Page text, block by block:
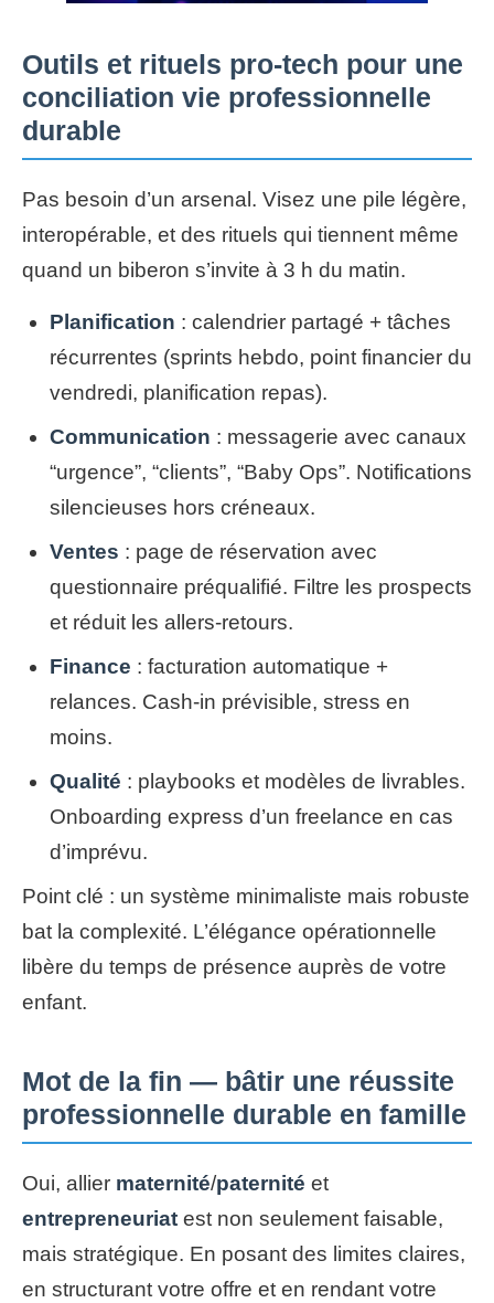
Outils et rituels pro-tech pour une
conciliation vie professionnelle
durable
Pas besoin d’un arsenal. Visez une pile légère,
interopérable, et des rituels qui tiennent même
quand un biberon s’invite à 3 h du matin.
Planification : calendrier partagé + tâches
récurrentes (sprints hebdo, point financier du
vendredi, planification repas).
Communication : messagerie avec canaux
“urgence”, “clients”, “Baby Ops”. Notifications
silencieuses hors créneaux.
Ventes : page de réservation avec
questionnaire préqualifié. Filtre les prospects
et réduit les allers-retours.
Finance : facturation automatique +
relances. Cash-in prévisible, stress en
moins.
Qualité : playbooks et modèles de livrables.
Onboarding express d’un freelance en cas
d’imprévu.
Point clé : un système minimaliste mais robuste
bat la complexité. L’élégance opérationnelle
libère du temps de présence auprès de votre
enfant.
Mot de la fin — bâtir une réussite
professionnelle durable en famille
Oui, allier maternité/paternité et
entrepreneuriat est non seulement faisable,
mais stratégique. En posant des limites claires,
en structurant votre offre et en rendant votre